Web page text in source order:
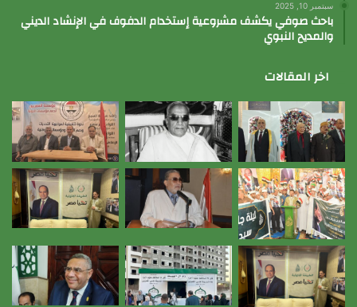
سبتمبر 10, 2025
باحث صوفي يكشف مشروعية إستخدام الدفوف في الإنشاد الديني
والمديح النبوي
اخر المقالات